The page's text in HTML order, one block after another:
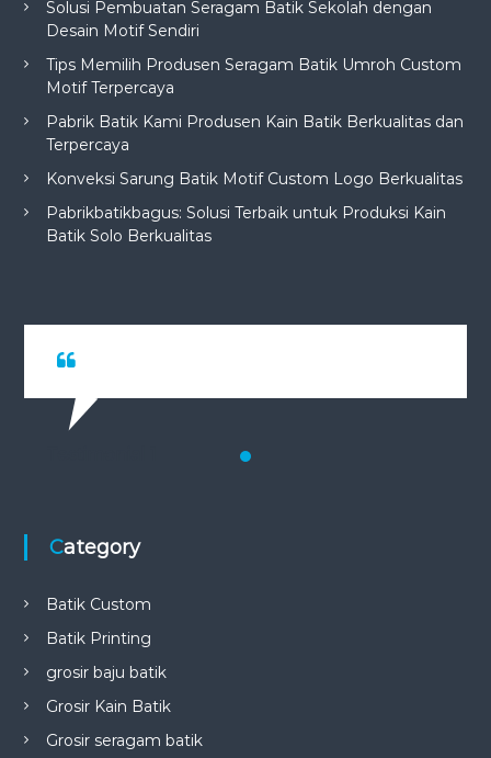
Solusi Pembuatan Seragam Batik Sekolah dengan
Desain Motif Sendiri
Tips Memilih Produsen Seragam Batik Umroh Custom
Motif Terpercaya
Pabrik Batik Kami Produsen Kain Batik Berkualitas dan
Terpercaya
Konveksi Sarung Batik Motif Custom Logo Berkualitas
Pabrikbatikbagus: Solusi Terbaik untuk Produksi Kain
Batik Solo Berkualitas
Category
Batik Custom
Batik Printing
grosir baju batik
Grosir Kain Batik
Grosir seragam batik